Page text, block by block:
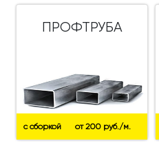
ПРОФТРУБА
с сборкой от 200 руб./м.